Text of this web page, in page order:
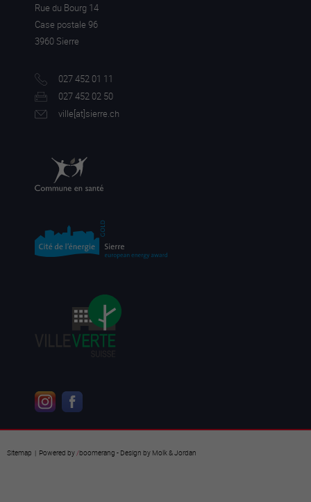
Rue du Bourg 14
Case postale 96
3960 Sierre
027 452 01 11
027 452 02 50
ville[at]sierre.ch
Sitemap | Powered by/boomerang - Design by Molk & Jordan